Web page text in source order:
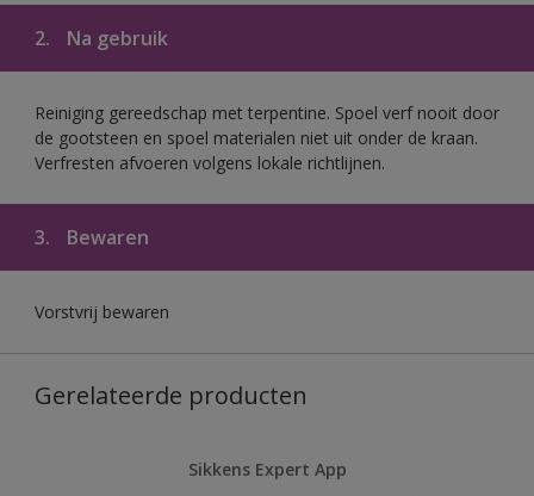
2. Na gebruik
Reiniging gereedschap met terpentine. Spoel verf nooit door
de gootsteen en spoel materialen niet uit onder de kraan.
Verfresten afvoeren volgens lokale richtlijnen.
3. Bewaren
Vorstvrij bewaren
Gerelateerde producten
Sikkens Expert App